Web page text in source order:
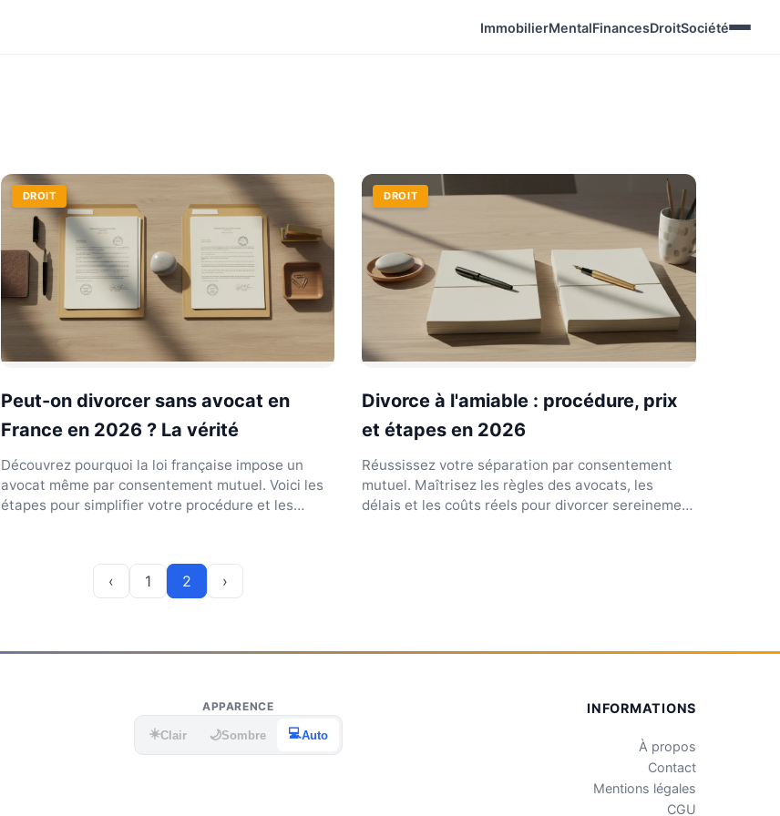
ImmobilierMentalFinancesDroitSociété
DROIT
Peut-on divorcer sans avocat en
France en 2026 ? La vérité
Découvrez pourquoi la loi française impose un
avocat même par consentement mutuel. Voici les
étapes pour simplifier votre procédure et les
DROIT
Divorce à l'amiable : procédure, prix
et étapes en 2026
Réussissez votre séparation par consentement
mutuel. Maîtrisez les règles des avocats, les
délais et les coûts réels pour divorcer sereinement
‹ 1 2 ›
APPARENCE
☀️Clair 🌙Sombre 💻Auto
INFORMATIONS
À propos
Contact
Mentions légales
CGU